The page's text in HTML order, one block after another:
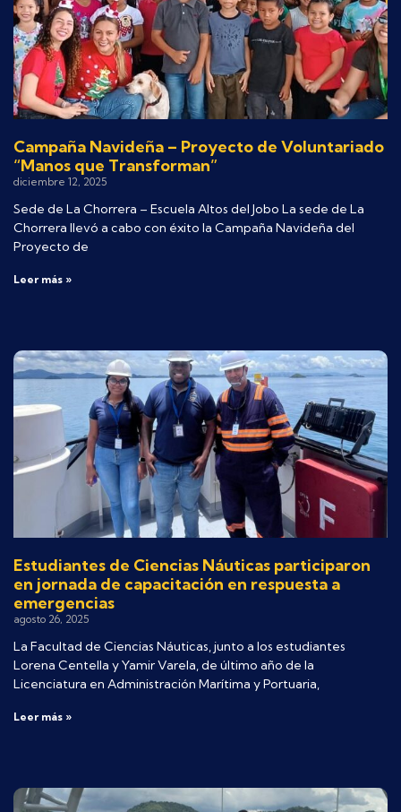
Campaña Navideña – Proyecto de Voluntariado
“Manos que Transforman”
diciembre 12, 2025
Sede de La Chorrera – Escuela Altos del Jobo La sede de La
Chorrera llevó a cabo con éxito la Campaña Navideña del
Proyecto de
Leer más »
Estudiantes de Ciencias Náuticas participaron
en jornada de capacitación en respuesta a
emergencias
agosto 26, 2025
La Facultad de Ciencias Náuticas, junto a los estudiantes
Lorena Centella y Yamir Varela, de último año de la
Licenciatura en Administración Marítima y Portuaria,
Leer más »